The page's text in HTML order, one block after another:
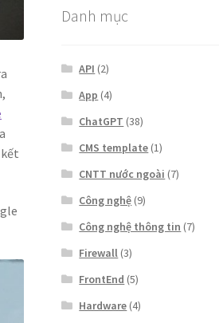
Danh mục
API (2)
App (4)
ChatGPT (38)
CMS template (1)
CNTT nước ngoài (7)
Công nghệ (9)
Công nghệ thông tin (7)
Firewall (3)
FrontEnd (5)
Hardware (4)